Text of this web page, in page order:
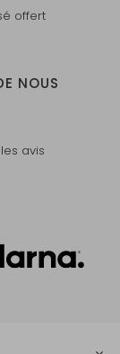
offert
NOUS
les avis